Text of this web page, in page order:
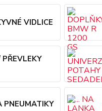
VIDLICE
PNEUMATIKY